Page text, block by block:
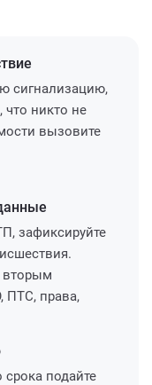
сигнализацию,
что никто не
вызовите
зафиксируйте
вторым
ПТС, права,
срока подайте